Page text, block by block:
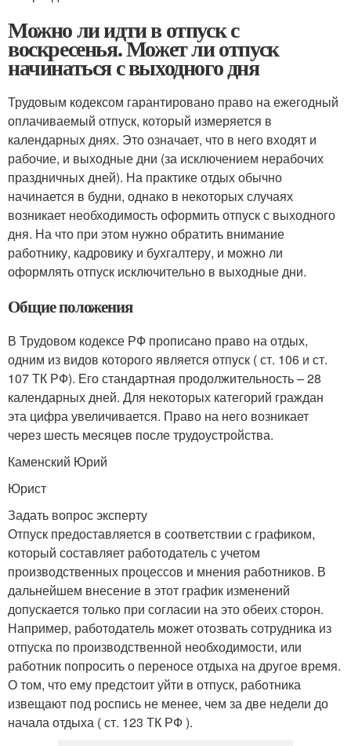
Можно ли идти в отпуск с
воскресенья. Может ли отпуск
начинаться с выходного дня
Трудовым кодексом гарантировано право на ежегодный
оплачиваемый отпуск, который измеряется в
календарных днях. Это означает, что в него входят и
рабочие, и выходные дни (за исключением нерабочих
праздничных дней). На практике отдых обычно
начинается в будни, однако в некоторых случаях
возникает необходимость оформить отпуск с выходного
дня. На что при этом нужно обратить внимание
работнику, кадровику и бухгалтеру, и можно ли
оформлять отпуск исключительно в выходные дни.
Общие положения
В Трудовом кодексе РФ прописано право на отдых,
одним из видов которого является отпуск ( ст. 106 и ст.
107 ТК РФ). Его стандартная продолжительность – 28
календарных дней. Для некоторых категорий граждан
эта цифра увеличивается. Право на него возникает
через шесть месяцев после трудоустройства.
Каменский Юрий
Юрист
Задать вопрос эксперту
Отпуск предоставляется в соответствии с графиком,
который составляет работодатель с учетом
производственных процессов и мнения работников. В
дальнейшем внесение в этот график изменений
допускается только при согласии на это обеих сторон.
Например, работодатель может отозвать сотрудника из
отпуска по производственной необходимости, или
работник попросить о переносе отдыха на другое время.
О том, что ему предстоит уйти в отпуск, работника
извещают под роспись не менее, чем за две недели до
начала отдыха ( ст. 123 ТК РФ ).